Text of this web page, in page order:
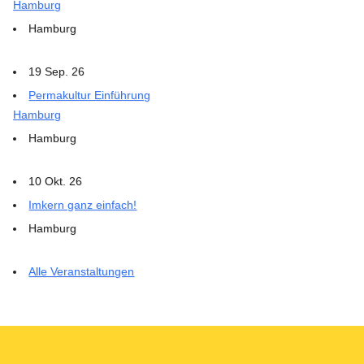
Hamburg
Hamburg
19 Sep. 26
Permakultur Einführung
Hamburg
Hamburg
10 Okt. 26
Imkern ganz einfach!
Hamburg
Alle Veranstaltungen